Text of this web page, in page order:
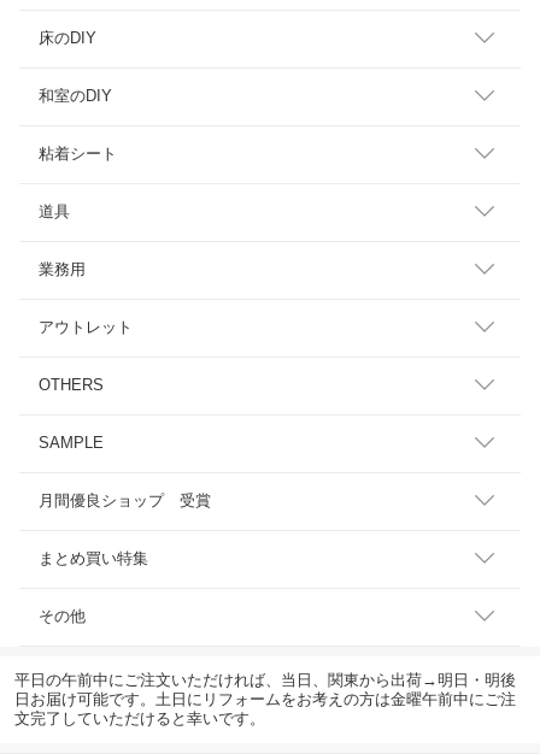
床のDIY
和室のDIY
粘着シート
道具
業務用
アウトレット
OTHERS
SAMPLE
月間優良ショップ 受賞
まとめ買い特集
その他
平日の午前中にご注文いただければ、当日、関東から出荷→明日・明後
日お届け可能です。土日にリフォームをお考えの方は金曜午前中にご注
文完了していただけると幸いです。